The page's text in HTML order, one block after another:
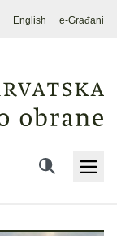
English e-Građani